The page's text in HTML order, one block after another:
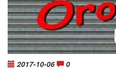
2017-10-06
0